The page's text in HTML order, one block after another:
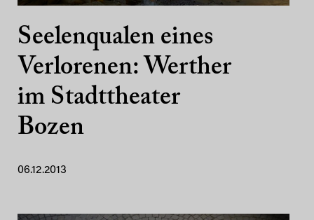
Seelenqualen eines
Verlorenen: Werther
im Stadttheater
Bozen
06.12.2013